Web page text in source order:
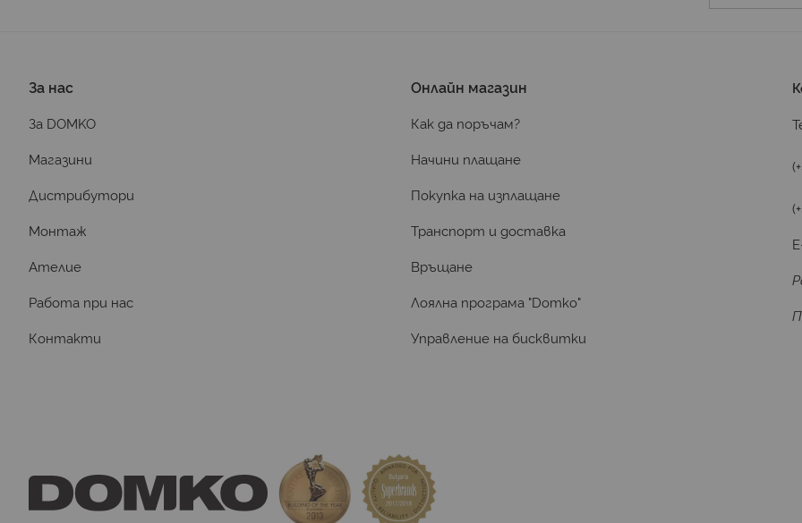
За нас
За DOMKO
Магазини
Дистрибутори
Монтаж
Ателие
Работа при нас
Контакти
Онлайн магазин
Как да поръчам?
Начини плащане
Покупка на изплащане
Транспорт и доставка
Връщане
Лоялна програма "Domko"
Управление на бисквитки